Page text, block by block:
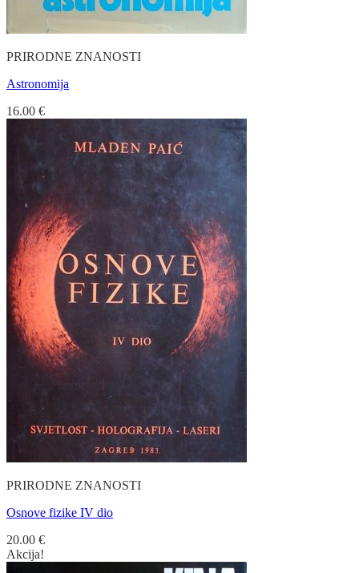
PRIRODNE ZNANOSTI
Astronomija
16.00 €
PRIRODNE ZNANOSTI
Osnove fizike IV dio
20.00 €
Akcija!